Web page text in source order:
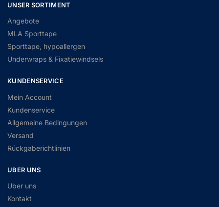
UNSER SORTIMENT
Angebote
MLA Sporttape
Sporttape, hypoallergen
Underwraps & Fixatiewindsels
KUNDENSERVICE
Mein Account
Kundenservice
Allgemeine Bedingungen
Versand
Rückgaberichtlinien
UBER UNS
Uber uns
Kontakt